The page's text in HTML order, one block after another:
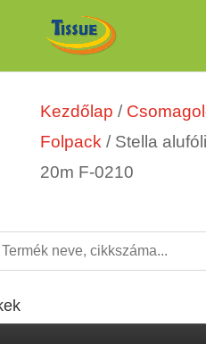
Kezdőlap /
Folpack / Stella
20m F-0210